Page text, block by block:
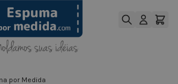
por Medida